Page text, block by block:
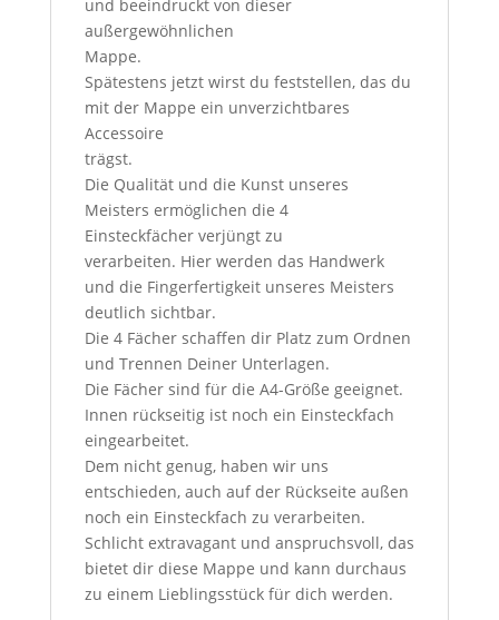
und beeindruckt von dieser
außergewöhnlichen
Mappe.
Spätestens jetzt wirst du feststellen, das du
mit der Mappe ein unverzichtbares
Accessoire
trägst.
Die Qualität und die Kunst unseres
Meisters ermöglichen die 4
Einsteckfächerverjüngt zu
verarbeiten. Hier werden das Handwerk
und die Fingerfertigkeit unseres Meisters
deutlich sichtbar.
Die 4 Fächer schaffen dir Platz zum Ordnen
und Trennen Deiner Unterlagen.
Die Fächer sind für die A4-Größe geeignet.
Innen rückseitig ist noch ein Einsteckfach
eingearbeitet.
Dem nicht genug, haben wir uns
entschieden, auch auf der Rückseite außen
noch ein Einsteckfach zu verarbeiten.
Schlicht extravagant und anspruchsvoll, das
bietet dir diese Mappe und kann durchaus
zu einem Lieblingsstück für dich werden.